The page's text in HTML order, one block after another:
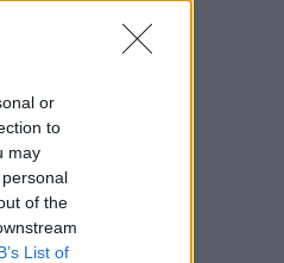
or
to
may
of the
List of